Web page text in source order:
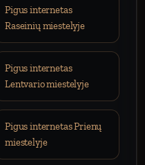
Pigus internetas
Raseinių miestelyje
Pigus internetas
Lentvario miestelyje
Pigus internetas Prienų
miestelyje